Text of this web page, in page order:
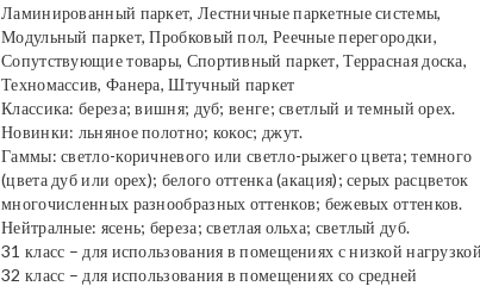
Ламинированный паркет, Лестничные паркетные системы,
Модульный паркет, Пробковый пол, Реечные перегородки,
Сопутствующие товары, Спортивный паркет, Террасная доска,
Техномассив, Фанера, Штучный паркет
Классика: береза; вишня; дуб; венге; светлый и темный орех.
Новинки: льняное полотно; кокос; джут.
Гаммы: светло-коричневого или светло-рыжего цвета; темного
(цвета дуб или орех); белого оттенка (акация); серых расцветок
многочисленных разнообразных оттенков; бежевых оттенков.
Нейтралные: ясень; береза; светлая ольха; светлый дуб.
31 класс – для использования в помещениях с низкой
32 класс – для использования в помещениях со средней